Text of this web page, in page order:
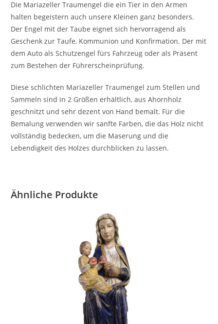
Die Mariazeller Traumengel die ein Tier in den Armen
halten begeistern auch unsere Kleinen ganz besonders.
Der Engel mit der Taube eignet sich hervorragend als
Geschenk zur Taufe, Kommunion und Konfirmation. Der mit
dem Auto als Schutzengel fürs Fahrzeug oder als Präsent
zum Bestehen der Führerscheinprüfung.
Diese schlichten Mariazeller Traumengel zum Stellen und
Sammeln sind in 2 Größen erhältlich, aus Ahornholz
geschnitzt und sehr dezent von Hand bemalt. Für die
Bemalung verwenden wir sanfte Farben, die das Holz nicht
vollständig bedecken, um die Maserung und die
Lebendigkeit des Holzes durchblicken zu lassen.
Ähnliche Produkte